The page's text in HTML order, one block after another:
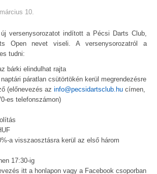
10.
versenysorozatot indított a Pécsi Darts Club,
Open nevet viseli. A versenysorozatról a
tudni:
bárki elindulhat rajta
páratlan csütörtökén kerül megrendezésre
(előnevezés az info@pecsidartsclub.hu címen,
es telefonszámon)
a visszaosztásra kerül az első három
17:30-ig
itt a honlapon vagy a Facebook csoporban